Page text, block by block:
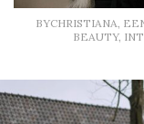
BYCHRISTIANA,
BEAUTY,